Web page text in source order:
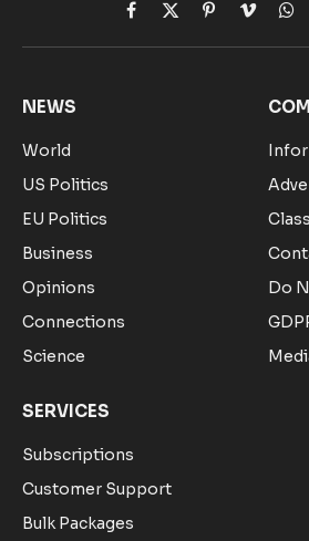
Facebook
X
(Twitter)
Pinterest
Vimeo
NEWS
World
US Politics
EU Politics
Business
Opinions
Connections
Science
Do
SERVICES
Subscriptions
Customer Support
Bulk Packages